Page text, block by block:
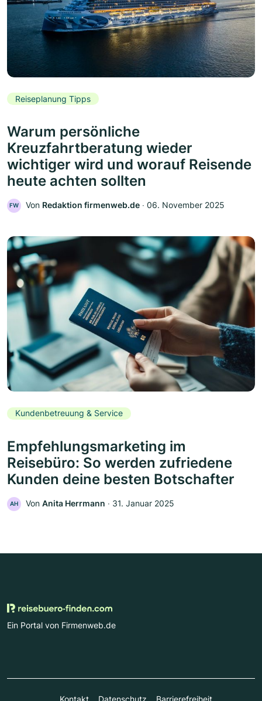
Reiseplanung Tipps
Warum persönliche
Kreuzfahrtberatung wieder
wichtiger wird und worauf Reisende
heute achten sollten
FW Von Redaktion firmenweb.de ‧ 06. November 2025
Kundenbetreuung & Service
Empfehlungsmarketing im
Reisebüro: So werden zufriedene
Kunden deine besten Botschafter
AH Von Anita Herrmann ‧ 31. Januar 2025
Ein Portal von Firmenweb.de
Kontakt Datenschutz Barrierefreiheit